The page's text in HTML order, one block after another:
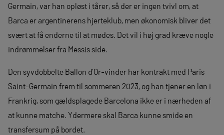
Germain, var han opløst i tårer, så der er ingen tvivl om, at
Barca er argentinerens hjerteklub, men økonomisk bliver det
svært at få enderne til at mødes. Det vil i høj grad kræve nogle
indrømmelser fra Messis side.
Den syvdobbelte Ballon d’Or-vinder har kontrakt med Paris
Saint-Germain frem til sommeren 2023, og han tjener en løn i
Frankrig, som gældsplagede Barcelona ikke er i nærheden af
at kunne matche. Ydermere skal Barca kunne smide en
transfersum på bordet.